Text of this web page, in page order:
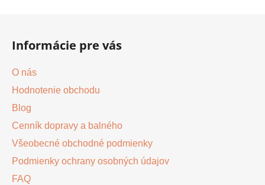
Informácie pre vás
O nás
Hodnotenie obchodu
Blog
Cenník dopravy a balného
Všeobecné obchodné podmienky
Podmienky ochrany osobných údajov
FAQ